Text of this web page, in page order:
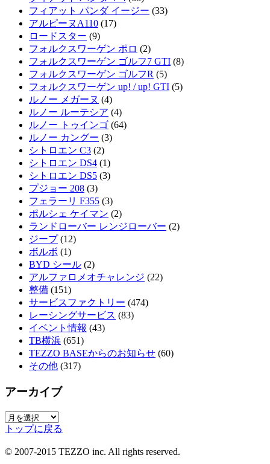
フィアット パンダ イージー (33)
アルピーヌA110 (17)
ロードスター (9)
フォルクスワーゲン ポロ (2)
フォルクスワーゲン ゴルフ7 GTI (8)
フォルクスワーゲン ゴルフR (5)
フォルクスワーゲン up! / up! GTI (5)
ルノー メガーヌ (4)
ルノー ルーテシア (4)
ルノー トゥインゴ (64)
ルノー カングー (3)
シトロエン C3 (2)
シトロエン DS4 (1)
シトロエン DS5 (3)
プジョー 208 (3)
フェラーリ F355 (3)
ポルシェ ケイマン (2)
ランドローバー レンジローバー (2)
ジープ(12)
ボルボ (1)
BYD シール (2)
アルファロメオチャレンジ (22)
整備 (151)
サービスファクトリー (474)
レーシングサービス (83)
イベント情報 (43)
TB横浜 (651)
TEZZO BASEからのお知らせ (60)
その他 (317)
アーカイブ
ア
ー
イ
トップに戻る
© 2007-2015 TEZZO inc. All rights reserved.